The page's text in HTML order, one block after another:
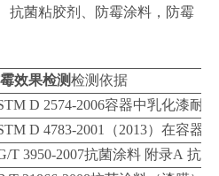
抗菌粘胶剂、防霉涂料，防霉
效果检测检测依据
D 2574-2006容器中乳化漆耐
D 4783-2001（2013）在容器
T 3950-2007抗菌涂料 附录A 抗